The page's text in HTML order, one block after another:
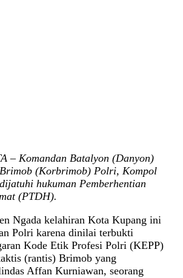
– Komandan Batalyon (Danyon)
(Korbrimob) Polri, Kompol
hukuman Pemberhentian
(PTDH).
Ngada kelahiran Kota Kupang ini
Polri karena dinilai terbukti
Kode Etik Profesi Polri (KEPP)
(rantis) Brimob yang
Affan Kurniawan, seorang